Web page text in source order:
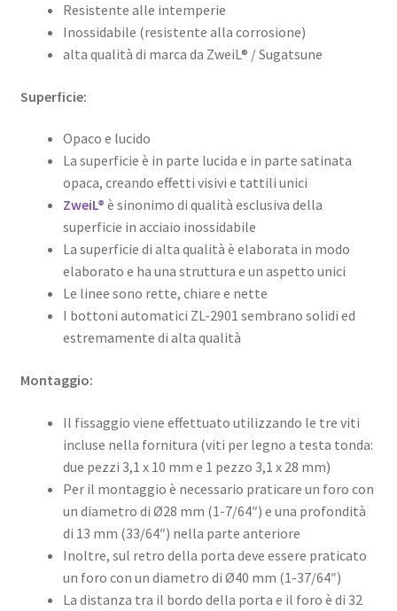
Resistente alle intemperie
Inossidabile (resistente alla corrosione)
alta qualità di marca da ZweiL® / Sugatsune
Superficie:
Opaco e lucido
La superficie è in parte lucida e in parte satinata
opaca, creando effetti visivi e tattili unici
ZweiL® è sinonimo di qualità esclusiva della
superficie in acciaio inossidabile
La superficie di alta qualità è elaborata in modo
elaborato e ha una struttura e un aspetto unici
Le linee sono rette, chiare e nette
I bottoni automatici ZL-2901 sembrano solidi ed
estremamente di alta qualità
Montaggio:
Il fissaggio viene effettuato utilizzando le tre viti
incluse nella fornitura (viti per legno a testa tonda:
due pezzi 3,1 x 10 mm e 1 pezzo 3,1 x 28 mm)
Per il montaggio è necessario praticare un foro con
un diametro di Ø28 mm (1-7/64″) e una profondità
di 13 mm (33/64″) nella parte anteriore
Inoltre, sul retro della porta deve essere praticato
un foro con un diametro di Ø40 mm (1-37/64″)
La distanza tra il bordo della porta e il foro è di 32